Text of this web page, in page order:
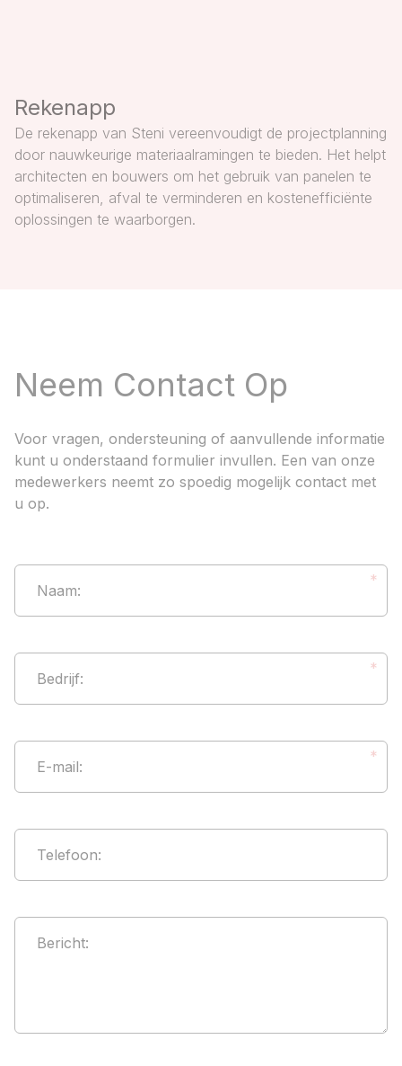
Rekenapp
De rekenapp van Steni vereenvoudigt de projectplanning
door nauwkeurige materiaalramingen te bieden. Het helpt
architecten en bouwers om het gebruik van panelen te
optimaliseren, afval te verminderen en kostenefficiënte
oplossingen te waarborgen.
Neem Contact Op
Voor vragen, ondersteuning of aanvullende informatie
kunt u onderstaand formulier invullen. Een van onze
medewerkers neemt zo spoedig mogelijk contact met
u op.
Naam:
*
Bedrijf:
*
E-mail:
*
Telefoon:
Bericht: